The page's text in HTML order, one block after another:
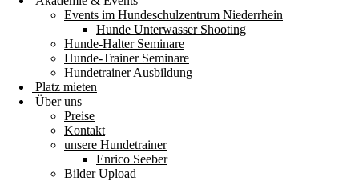
Events im Hundeschulzentrum Niederrhein
Hunde Unterwasser Shooting
Hunde-Halter Seminare
Hunde-Trainer Seminare
Hundetrainer Ausbildung
Platz mieten
Über uns
Preise
Kontakt
unsere Hundetrainer
Enrico Seeber
Bilder Upload